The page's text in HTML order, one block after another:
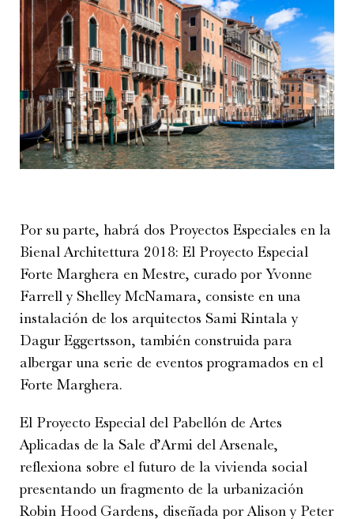
Por su parte, habrá dos Proyectos Especiales en la
Bienal Architettura 2018: El Proyecto Especial
Forte Marghera en Mestre, curado por Yvonne
Farrell y Shelley McNamara, consiste en una
instalación de los arquitectos Sami Rintala y
Dagur Eggertsson, también construida para
albergar una serie de eventos programados en el
Forte Marghera.
El Proyecto Especial del Pabellón de Artes
Aplicadas de la Sale d’Armi del Arsenale,
reflexiona sobre el futuro de la vivienda social
presentando un fragmento de la urbanización
Robin Hood Gardens, diseñada por Alison y Peter